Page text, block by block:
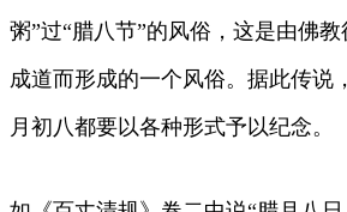
粥”过“腊八节”的风俗，这是由佛
成道而形成的一个风俗。据此传说
月初八都要以各种形式予以纪念。